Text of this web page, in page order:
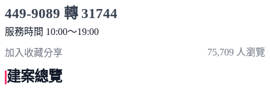
449-9089 轉 31744
服務時間 10:00～19:00
加入收藏分享 75,709 人瀏覽
建案總覽